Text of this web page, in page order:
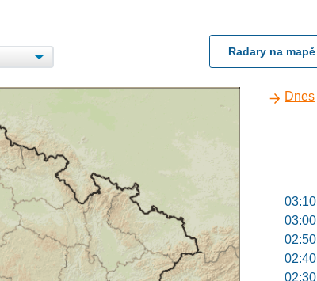
Radary na mapě
Dnes
03:10
03:00
02:50
02:40
02:30